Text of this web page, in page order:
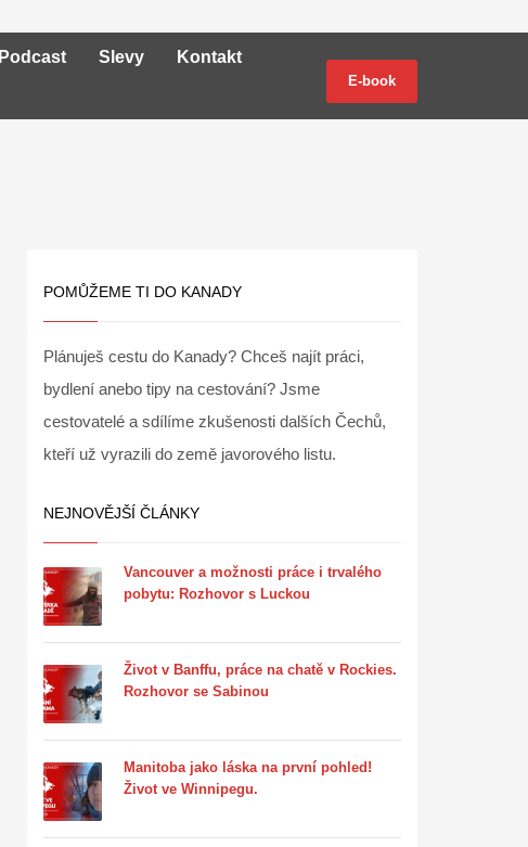
Podcast Slevy Kontakt
E-book
POMŮŽEME TI DO KANADY
Plánuješ cestu do Kanady? Chceš najít práci,
bydlení anebo tipy na cestování? Jsme
cestovatelé a sdílíme zkušenosti dalších Čechů,
kteří už vyrazili do země javorového listu.
NEJNOVĚJŠÍ ČLÁNKY
Vancouver a možnosti práce i trvalého
pobytu: Rozhovor s Luckou
Život v Banffu, práce na chatě v Rockies.
Rozhovor se Sabinou
Manitoba jako láska na první pohled!
Život ve Winnipegu.